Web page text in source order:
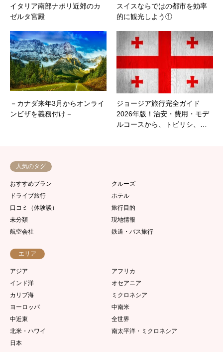
イタリア南部ナポリ近郊のカ
ゼルタ宮殿
スイスならではの都市を効率
的に観光しよう①
－カナダ来年3月からオンライ
ンビザを義務付け－
ジョージア旅行完全ガイド
2026年版！治安・費用・モデ
ルコースから、トビリシ、…
人気のタグ
おすすめプラン
クルーズ
ドライブ旅行
ホテル
口コミ（体験談）
旅行目的
未分類
現地情報
航空会社
鉄道・バス旅行
エリア
アジア
アフリカ
インド洋
オセアニア
カリブ海
ミクロネシア
ヨーロッパ
中南米
中近東
全世界
北米・ハワイ
南太平洋・ミクロネシア
日本